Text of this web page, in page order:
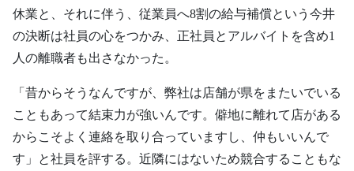
休業と、それに伴う、従業員へ8割の給与補償という今井
の決断は社員の心をつかみ、正社員とアルバイトを含め1
人の離職者も出さなかった。
「昔からそうなんですが、弊社は店舗が県をまたいでいる
こともあって結束力が強いんです。僻地に離れて店がある
からこそよく連絡を取り合っていますし、仲もいいんで
す」と社員を評する。近隣にはないため競合することもな